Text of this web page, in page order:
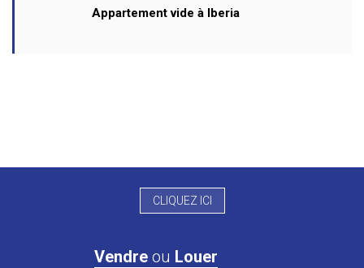
Appartement vide à Iberia
CLIQUEZ ICI
Vendre ou Louer